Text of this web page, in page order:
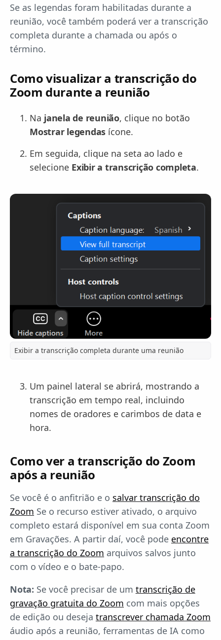
Se as legendas foram habilitadas durante a
reunião, você também poderá ver a transcrição
completa durante a chamada ou após o
término.
Como visualizar a transcrição do
Zoom durante a reunião
Na janela de reunião, clique no botão
Mostrar legendas ícone.
Em seguida, clique na seta ao lado e
selecione Exibir a transcrição completa.
Exibir a transcrição completa durante uma reunião
Um painel lateral se abrirá, mostrando a
transcrição em tempo real, incluindo
nomes de oradores e carimbos de data e
hora.
Como ver a transcrição do Zoom
após a reunião
Se você é o anfitrião e o salvar transcrição do
Zoom Se o recurso estiver ativado, o arquivo
completo estará disponível em sua conta Zoom
em Gravações. A partir daí, você pode encontre
a transcrição do Zoom arquivos salvos junto
com o vídeo e o bate-papo.
Nota: Se você precisar de um transcrição de
gravação gratuita do Zoom com mais opções
de edição ou deseja transcrever chamada Zoom
áudio após a reunião, ferramentas de IA como